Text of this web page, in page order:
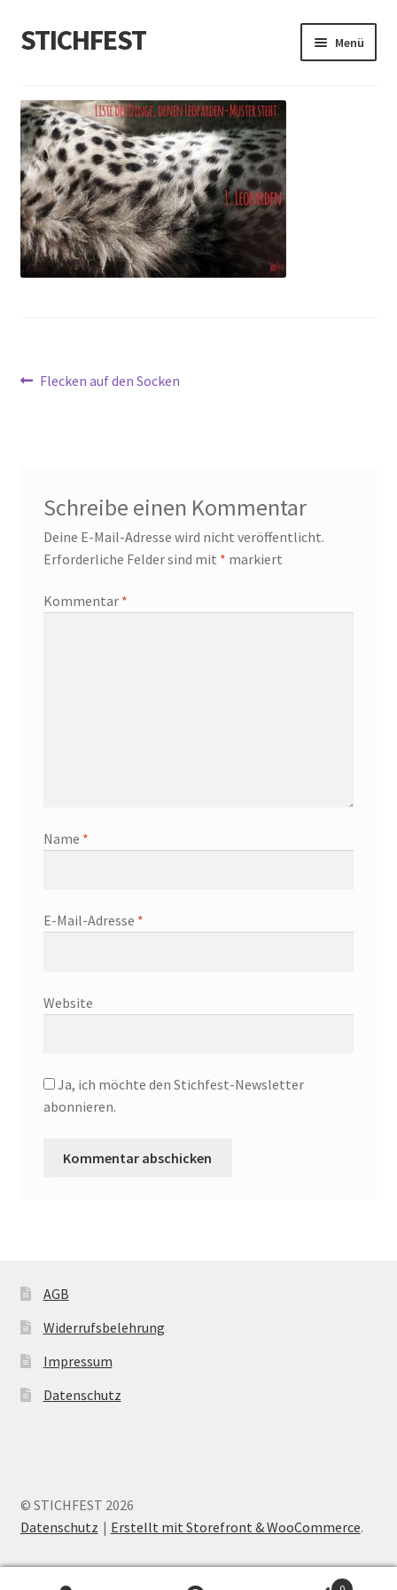
Zur
Navigation
Zum
Inhalt
STICHFEST Menü
Blog
Shop
About me
Beitragsnavigation
Vorheriger
Flecken auf den Socken
Schreibe einen Kommentar
Deine E-Mail-Adresse wird nicht veröffentlicht.
Erforderliche Felder sind mit * markiert
Kommentar *
Name *
E-Mail-Adresse *
Website
Ja, ich möchte den Stichfest-Newsletter
abonnieren.
AGB
Widerrufsbelehrung
Impressum
Datenschutz
© STICHFEST 2026
Datenschutz
Erstellt mit Storefront & WooCommerce.